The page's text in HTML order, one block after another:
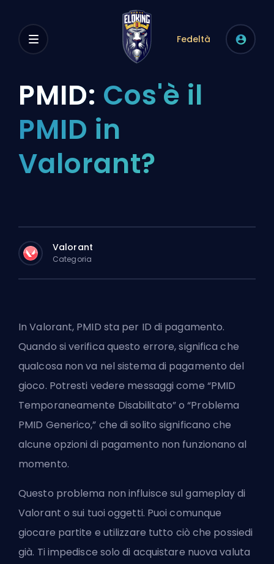
Fedeltà
PMID: Cos'è il
PMID in
Valorant?
Valorant
Categoria
In Valorant, PMID sta per ID di pagamento.
Quando si verifica questo errore, significa che
qualcosa non va nel sistema di pagamento del
gioco. Potresti vedere messaggi come “PMID
Temporaneamente Disabilitato” o “Problema
PMID Generico,” che di solito significano che
alcune opzioni di pagamento non funzionano al
momento.
Questo problema non influisce sul gameplay di
Valorant o sui tuoi oggetti. Puoi comunque
giocare partite e utilizzare tutto ciò che possiedi
già. Ti impedisce solo di acquistare nuova valuta